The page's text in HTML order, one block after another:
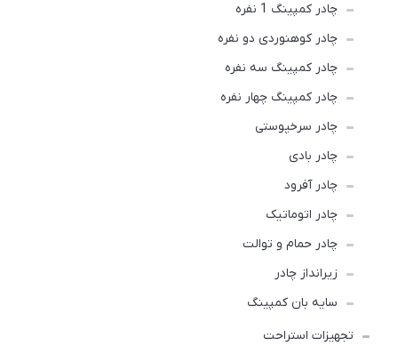
چادر کمپینگ 1 نفره
چادر کوهنوردی دو نفره
چادر كمپينگ سه نفره
چادر کمپینگ چهار نفره
چادر سرخپوستی
چادر بادی
چادر آفرود
چادر اتوماتیک
چادر حمام و توالت
زیرانداز چادر
سایه بان کمپینگ
تجهیزات استراحت